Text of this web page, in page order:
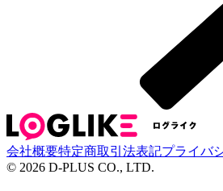
会社概要特定商取引法表記プライバ
© 2026 D-PLUS CO., LTD.